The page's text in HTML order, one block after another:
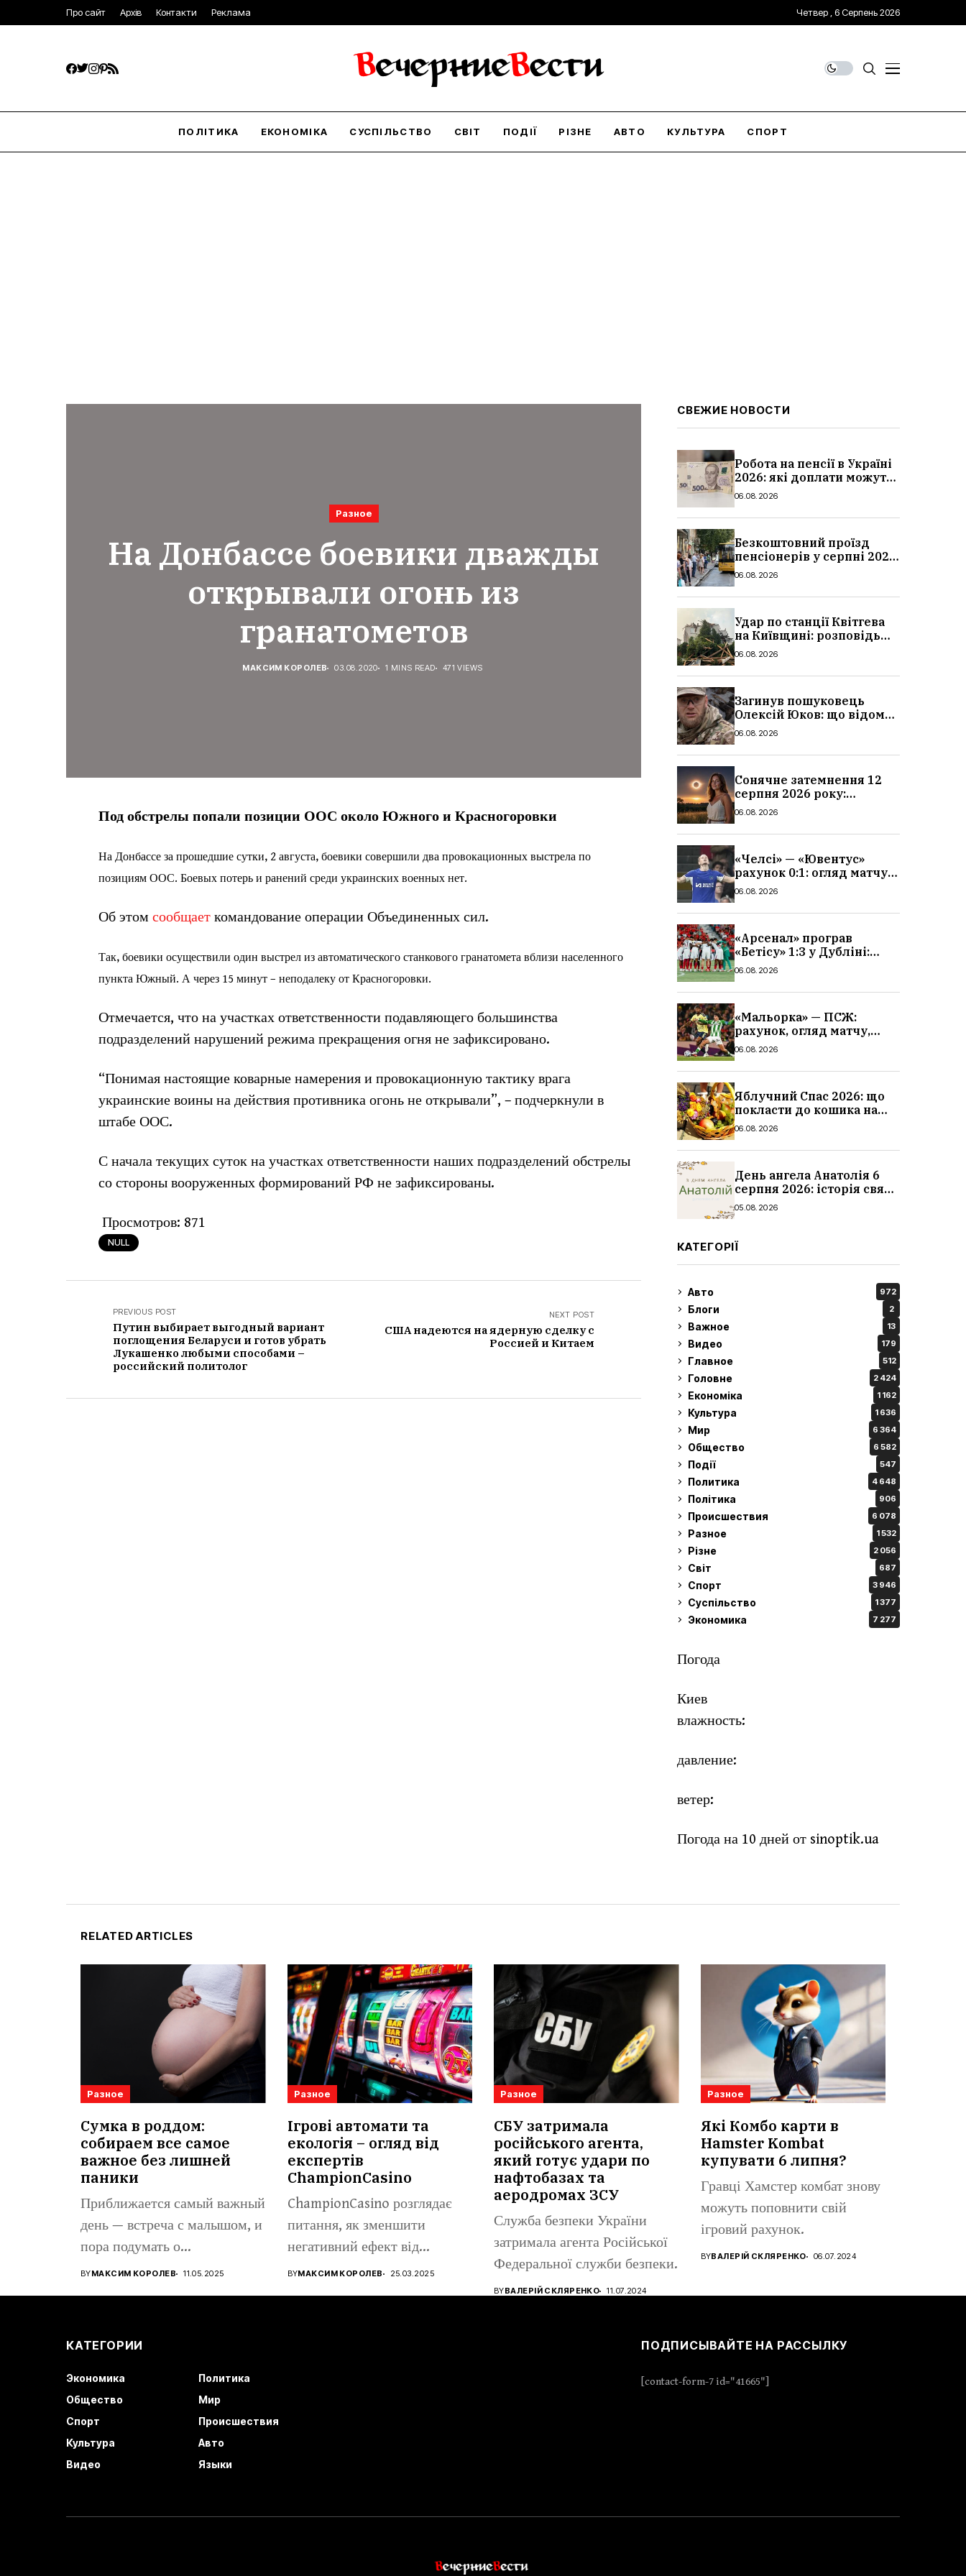
Про сайт Архів Контакти Реклама Четвер , 6 Серпень 2026
ПОЛІТИКА ЕКОНОМІКА СУСПІЛЬСТВО СВІТ ПОДІЇ РІЗНЕ АВТО КУЛЬТУРА СПОРТ
Разное
На Донбассе боевики дважды
открывали огонь из
гранатометов
МАКСИМ КОРОЛЕВ 03.08.2020 1 MINS READ 471 VIEWS
Под обстрелы попали позиции ООС около Южного и Красногоровки
На Донбассе за прошедшие сутки, 2 августа, боевики совершили два провокационных выстрела по
позициям ООС. Боевых потерь и ранений среди украинских военных нет.
Об этом сообщает командование операции Объединенных сил.
Так, боевики осуществили один выстрел из автоматического станкового гранатомета вблизи населенного
пункта Южный. А через 15 минут – неподалеку от Красногоровки.
Отмечается, что на участках ответственности подавляющего большинства
подразделений нарушений режима прекращения огня не зафиксировано.
“Понимая настоящие коварные намерения и провокационную тактику врага
украинские воины на действия противника огонь не открывали”, – подчеркнули в
штабе ООС.
С начала текущих суток на участках ответственности наших подразделений обстрелы
со стороны вооруженных формирований РФ не зафиксированы.
Просмотров: 871
NULL
PREVIOUS POST
Путин выбирает выгодный вариант
поглощения Беларуси и готов убрать
Лукашенко любыми способами –
российский политолог
NEXT POST
США надеются на ядерную сделку с
Россией и Китаем
СВЕЖИЕ НОВОСТИ
Робота на пенсії в Україні
2026: які доплати можуть
скасувати, про що
06.08.2026
Безкоштовний проїзд
пенсіонерів у серпні 2026
в Україні: де діє пільга,
06.08.2026
Удар по станції Квітгева
на Київщині: розповідь
очевидців, як вісім людей
сталося
06.08.2026
Загинув пошуковець
Олексій Юков: що відомо
про його роботу, хто він
06.08.2026
Сонячне затемнення 12
серпня 2026 року:
гороскоп, кому із знаків
06.08.2026
«Челсі» — «Ювентус»
рахунок 0:1: огляд матчу
та вихід Мудрика
06.08.2026
«Арсенал» програв
«Бетісу» 1:3 у Дубліні:
огляд матчу та всі голи
06.08.2026
«Мальорка» — ПСЖ:
рахунок, огляд матчу,
голи та склад парижан
06.08.2026
Яблучний Спас 2026: що
покласти до кошика на
освячення, які фрукти,
06.08.2026
День ангела Анатолія 6
серпня 2026: історія свята,
значення імені,
05.08.2026
КАТЕГОРІЇ
Авто 972
Блоги 2
Важное 13
Видео 179
Главное 512
Головне 2 424
Економіка 1 162
Культура 1 636
Мир 6 364
Общество 6 582
Події 547
Политика 4 648
Політика 906
Происшествия 6 078
Разное 1 532
Різне 2 056
Світ 687
Спорт 3 946
Суспільство 1 377
Экономика 7 277
Погода
Киев
влажность:
давление:
ветер:
Погода на 10 дней от sinoptik.ua
RELATED ARTICLES
Разное
Сумка в роддом:
собираем все самое
важное без лишней
паники
Приближается самый важный
день — встреча с малышом, и
пора подумать о...
BYМАКСИМ КОРОЛЕВ 11.05.2025
Разное
Ігрові автомати та
екологія – огляд від
експертів
ChampionCasino
ChampionCasino розглядає
питання, як зменшити
негативний ефект від
виробництва ігрових
BYМАКСИМ КОРОЛЕВ 25.03.2025
Разное
СБУ затримала
російського агента,
який готує удари по
нафтобазах та
аеродромах ЗСУ
Служба безпеки України
затримала агента Російської
Федеральної служби безпеки.
BYВАЛЕРІЙ СКЛЯРЕНКО 11.07.2024
Разное
Які Комбо карти в
Hamster Kombat
купувати 6 липня?
Гравці Хамстер комбат знову
можуть поповнити свій
ігровий рахунок.
BYВАЛЕРІЙ СКЛЯРЕНКО 06.07.2024
КАТЕГОРИИ
Экономика
Политика
Общество
Мир
Спорт
Происшествия
Культура
Авто
Видео
Языки
ПОДПИСЫВАЙТЕ НА РАССЫЛКУ
[contact-form-7 id="41665"]